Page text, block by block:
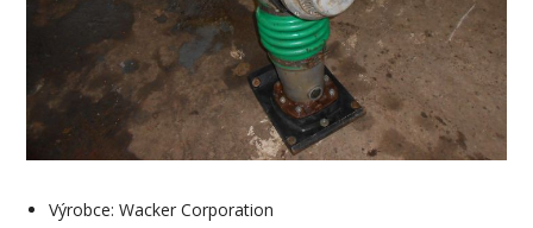
Výrobce: Wacker Corporation